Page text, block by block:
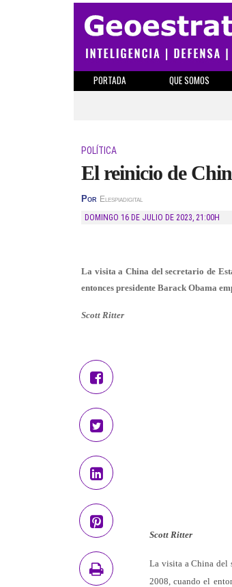
PORTADA QUE SOMOS
POLÍTICA
El reinicio de
Por Elespiadigital
DOMINGO 16 DE JULIO DE 2023, 21:00H
La visita a China del secretario de
entonces presidente Barack Obama
Scott Ritter
Scott Ritter
La visita a China del
2008, cuando el